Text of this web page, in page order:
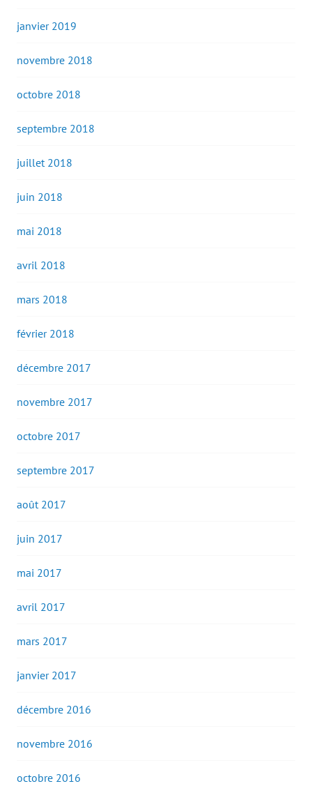
janvier 2019
novembre 2018
octobre 2018
septembre 2018
juillet 2018
juin 2018
mai 2018
avril 2018
mars 2018
février 2018
décembre 2017
novembre 2017
octobre 2017
septembre 2017
août 2017
juin 2017
mai 2017
avril 2017
mars 2017
janvier 2017
décembre 2016
novembre 2016
octobre 2016